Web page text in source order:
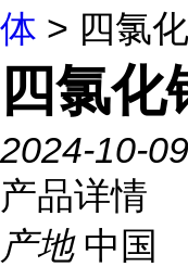
体 > 四氯
四氯化
2024-10-09
产品详情
产地 中国